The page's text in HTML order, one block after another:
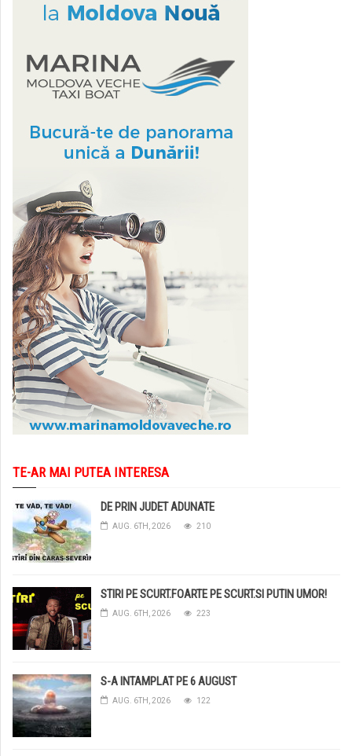
TE-AR MAI PUTEA INTERESA
DE PRIN JUDET ADUNATE
AUG. 6TH, 2026 210
STIRI PE SCURT.FOARTE PE SCURT.SI PUTIN UMOR!
AUG. 6TH, 2026 223
S-A INTAMPLAT PE 6 AUGUST
AUG. 6TH, 2026 122